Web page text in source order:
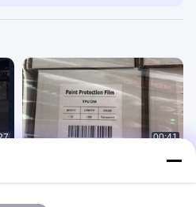
00:41